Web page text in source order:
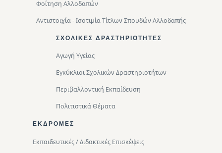
Φοίτηση Αλλοδαπών
Αντιστοιχία - Ισοτιμία Τίτλων Σπουδών Αλλοδαπής
ΣΧΟΛΙΚΈΣ ΔΡΑΣΤΗΡΙΌΤΗΤΕΣ
Αγωγή Υγείας
Εγκύκλιοι Σχολικών Δραστηριοτήτων
Περιβαλλοντική Eκπαίδευση
Πολιτιστικά Θέματα
ΕΚΔΡΟΜΈΣ
Εκπαιδευτικές / Διδακτικές Επισκέψεις